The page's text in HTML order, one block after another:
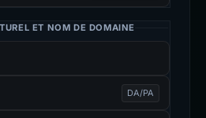
ET NOM DE DOMAINE
DA/PA